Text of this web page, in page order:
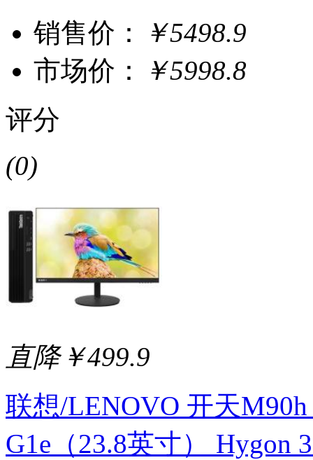
销售价：
￥5498.9
市场价：
￥5998.8
评分
(0)
直降￥499.9
联想/LENOVO 开天
G1e（23.8英寸） Hygon